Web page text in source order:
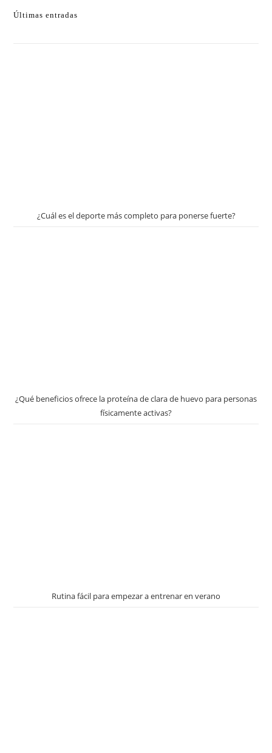
Últimas entradas
¿Cuál es el deporte más completo para ponerse fuerte?
¿Qué beneficios ofrece la proteína de clara de huevo para personas
físicamente activas?
Rutina fácil para empezar a entrenar en verano